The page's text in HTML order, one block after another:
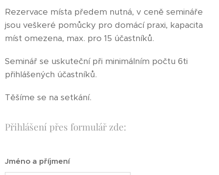
Rezervace místa předem nutná, v ceně semináře
jsou veškeré pomůcky pro domácí praxi, kapacita
míst omezena, max. pro 15 účastníků.
Seminář se uskuteční při minimálním počtu 6ti
přihlášených účastníků.
Těšíme se na setkání.
Přihlášení přes formulář zde:
Jméno a příjmení